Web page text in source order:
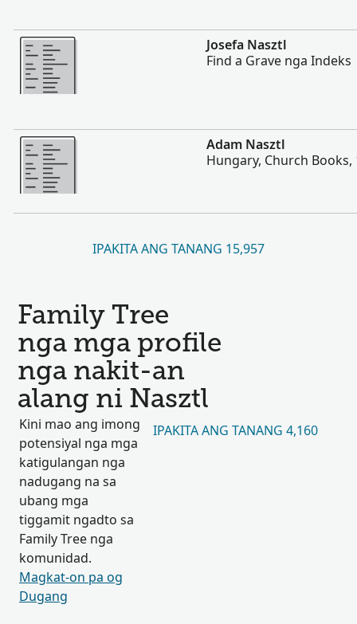
Dugang pa
Josefa Nasztl
Find a Grave nga Indeks
Dugang pa
Adam Nasztl
Hungary, Church Books,
IPAKITA ANG TANANG 15,957
Family Tree
nga mga profile
nga nakit-an
alang ni Nasztl
Kini mao ang imong
potensiyal nga mga
katigulangan nga
nadugang na sa
ubang mga
tiggamit ngadto sa
Family Tree nga
komunidad.
Magkat-on pa og
Dugang
IPAKITA ANG TANANG 4,160